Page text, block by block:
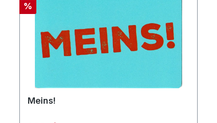
Rabatt
%
Meins!